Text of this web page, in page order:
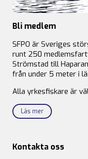
Bli medlem
SFPO är Sveriges
runt 250
Strömstad till
från under 5 meter i
Alla yrkesfiskare är
Läs mer
Kontakta oss